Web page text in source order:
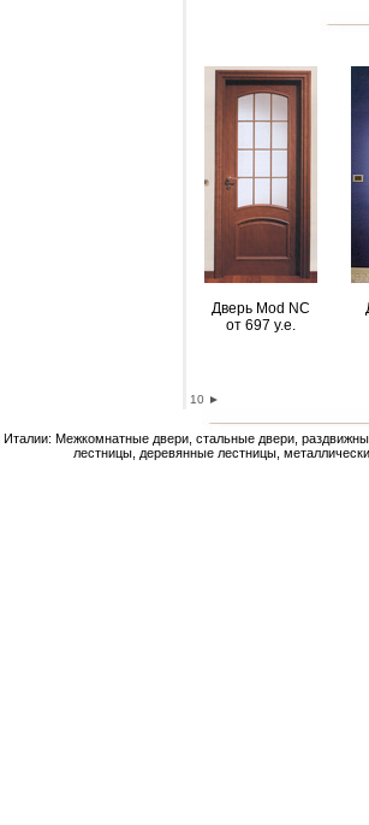
Дверь Mod NС
от 697 y.e.
10 ►
Италии: Межкомнатные двери, стальные двери,
лестницы, деревянные лестницы,